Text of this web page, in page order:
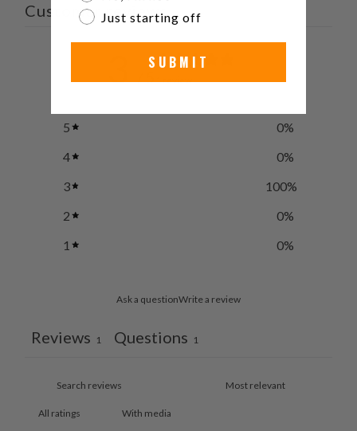
Customer reviews
1 review
5 0%
4
0%
3
100%
2
0%
1
0%
Ask a questionWrite a review
Reviews 1 Questions 1
With media
Just starting off
SUBMIT